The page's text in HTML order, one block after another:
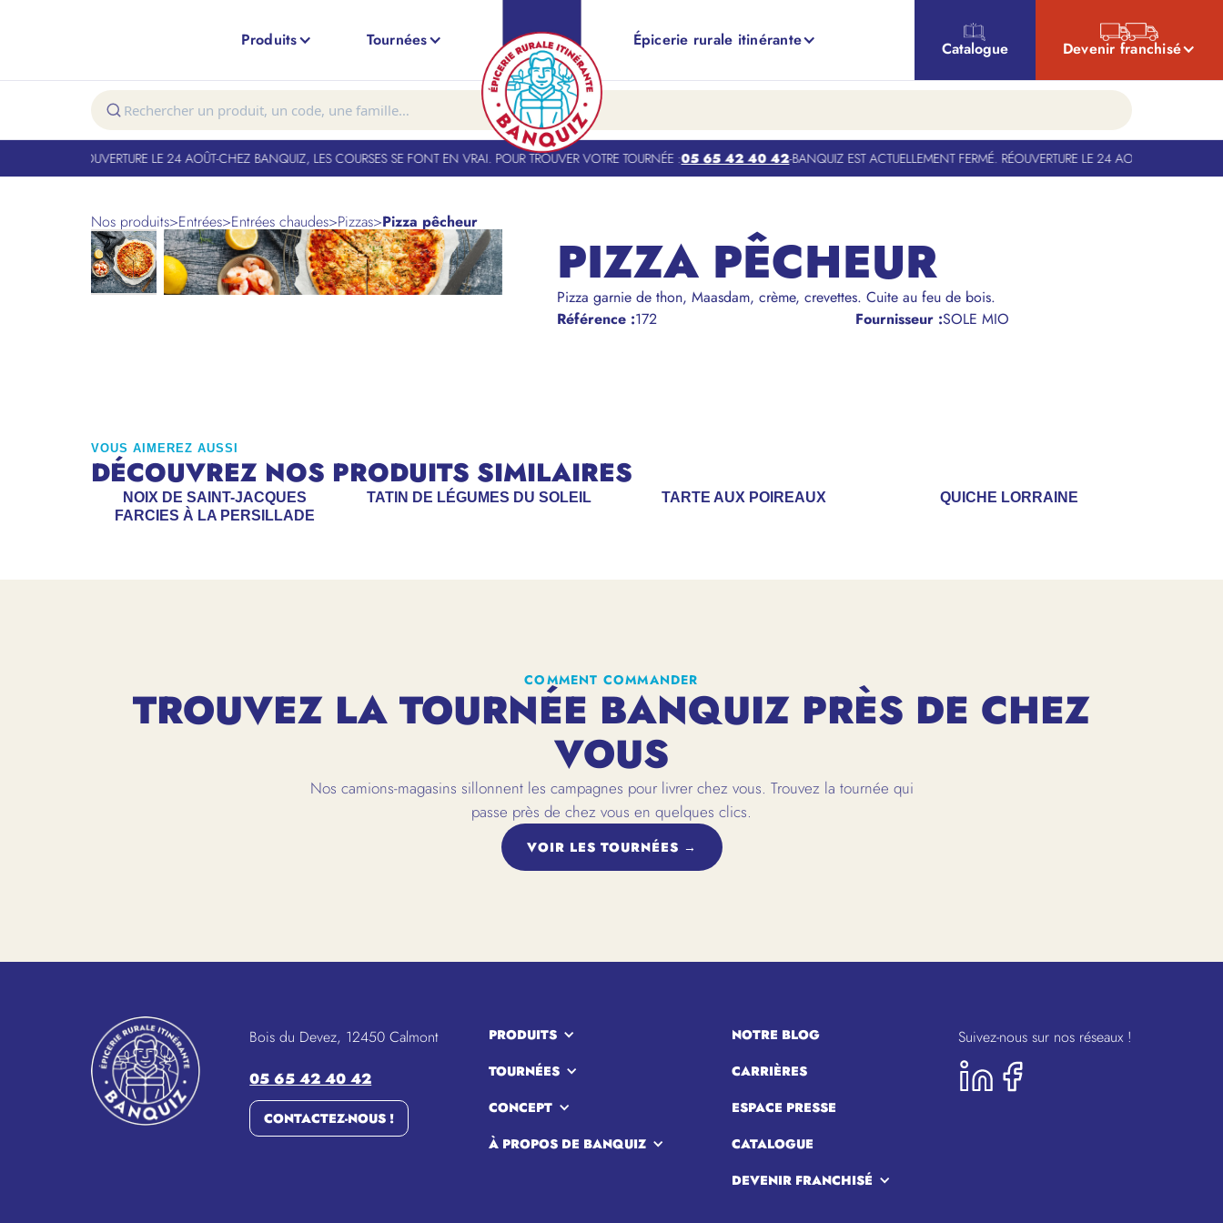
Produits Tournées Épicerie rurale itinérante Catalogue Devenir franchisé
FERMÉ. RÉOUVERTURE LE 24 AOÛT-CHEZ BANQUIZ, LES COURSES SE FONT EN VRAI. POUR TROUVER VOTRE TOURNÉE :05 65 42 40 42-BANQUIZ EST ACTUELLEMENT FERMÉ. RÉOUVERTURE LE 24 AOÛT-
Nos produits>Entrées>Entrées chaudes>Pizzas>Pizza pêcheur
PIZZA PÊCHEUR
Pizza garnie de thon, Maasdam, crème, crevettes. Cuite au feu de bois.
Référence :172 Fournisseur :SOLE MIO
VOUS AIMEREZ AUSSI
DÉCOUVREZ NOS PRODUITS SIMILAIRES
NOIX DE SAINT-JACQUES
FARCIES À LA PERSILLADE
TATIN DE LÉGUMES DU SOLEIL TARTE AUX POIREAUX QUICHE LORRAINE
COMMENT COMMANDER
TROUVEZ LA TOURNÉE BANQUIZ PRÈS DE CHEZ
VOUS
Nos camions-magasins sillonnent les campagnes pour livrer chez vous. Trouvez la tournée qui
passe près de chez vous en quelques clics.
VOIR LES TOURNÉES →
Bois du Devez, 12450 Calmont
05 65 42 40 42
CONTACTEZ-NOUS !
PRODUITS
TOURNÉES
CONCEPT
À PROPOS DE BANQUIZ
NOTRE BLOG
CARRIÈRES
ESPACE PRESSE
CATALOGUE
DEVENIR FRANCHISÉ
Suivez-nous sur nos réseaux !